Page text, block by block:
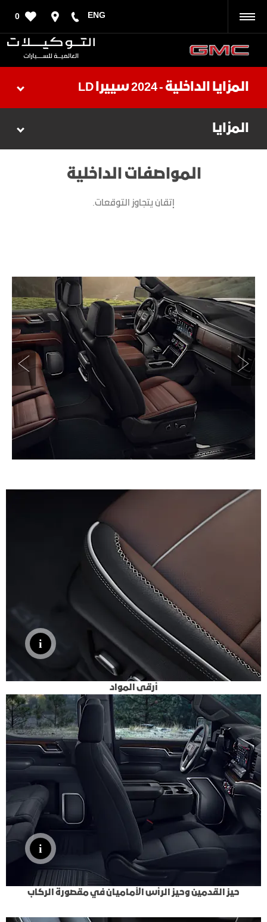
ENG
0
المزايا الداخلية - 2024 سييرا LD
المزايا
المواصفات الداخلية
إتقان يتجاوز التوقعات.
أرقى المواد
حيز القدمين وحيز الرأس الأماميان في مقصورة الركاب